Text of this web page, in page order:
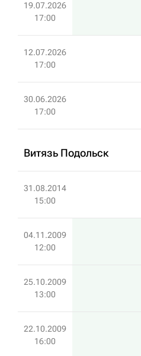
19.07.2026
17:00
12.07.2026
17:00
30.06.2026
17:00
Витязь Подольск
31.08.2014
15:00
04.11.2009
12:00
25.10.2009
13:00
22.10.2009
16:00